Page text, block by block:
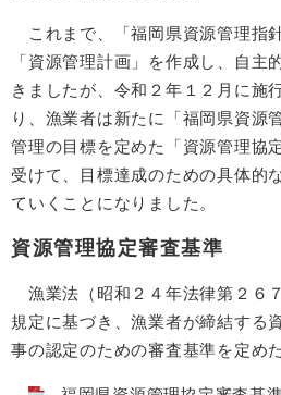
これまで、「福岡県資源管理指
「資源管理計画」を作成し、自主
きましたが、令和２年１２月に施
り、漁業者は新たに「福岡県資源
管理の目標を定めた「資源管理協
受けて、目標達成のための具体的
ていくことになりました。
資源管理協定審査基準
漁業法（昭和２４年法律第２６
規定に基づき、漁業者が締結する
事の認定のための審査基準を定め